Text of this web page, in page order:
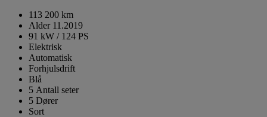
113 200 km
Alder 11.2019
91 kW / 124 PS
Elektrisk
Automatisk
Forhjulsdrift
Blå
5 Antall seter
5 Dører
Sort